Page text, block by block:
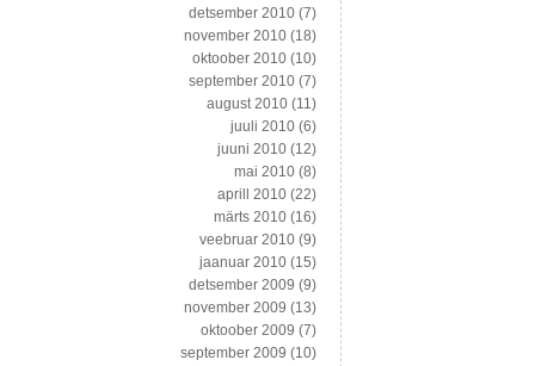
detsember 2010 (7)
november 2010 (18)
oktoober 2010 (10)
september 2010 (7)
august 2010 (11)
juuli 2010 (6)
juuni 2010 (12)
mai 2010 (8)
aprill 2010 (22)
märts 2010 (16)
veebruar 2010 (9)
jaanuar 2010 (15)
detsember 2009 (9)
november 2009 (13)
oktoober 2009 (7)
september 2009 (10)